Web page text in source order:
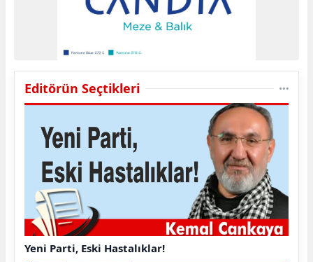
Editörün Seçtikleri
Yeni Parti, Eski Hastalıklar!